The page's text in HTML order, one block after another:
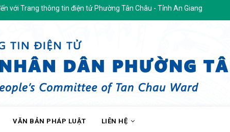
thông tin điện tử Phường Tân Châu - Tỉnh An Giang
VĂN BẢN PHÁP LUẬT LIÊN HỆ